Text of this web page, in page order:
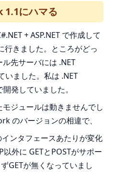
にハマる
+ ASP.NET で作成して
行きました。ところがどっ
先サーバには .NET
ました。私は .NET
発していました。
ジュールは動きませんでし
のバージョンの相違で、
ンタフェースあたりが変化
以外に GETとPOSTがサポー
GETが無くなっていまし